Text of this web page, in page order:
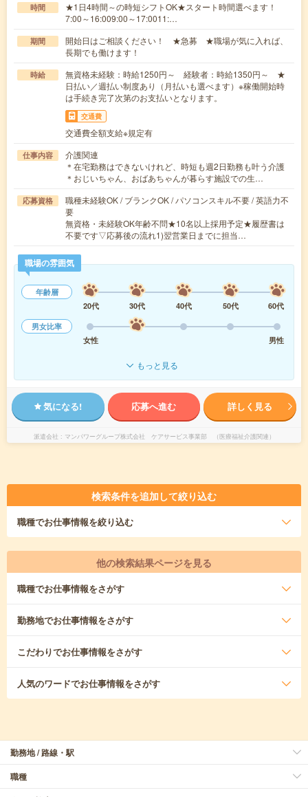
時間
★1日4時間～の時短シフトOK★スタート時間選べます！
7:00～16:009:00～17:0011:…
期間
開始日はご相談ください！ ★急募 ★職場が気に入れば、
長期でも働けます！
時給
無資格未経験：時給1250円～ 経験者：時給1350円～ ★
日払い／週払い制度あり（月払いも選べます）※稼働開始時
は手続き完了次第のお支払いとなります。
交通費
交通費全額支給※規定有
仕事内容
介護関連
＊在宅勤務はできないけれど、時短も週2日勤務も叶う介護
＊おじいちゃん、おばあちゃんが暮らす施設での生…
応募資格
職種未経験OK / ブランクOK / パソコンスキル不要 / 英語力不
要
無資格・未経験OK年齢不問★10名以上採用予定★履歴書は
不要です▽応募後の流れ1)翌営業日までに担当…
職場の雰囲気
年齢層
20代
30代 40代 50代
60代
男女比率
女性
男性
もっと見る
気になる! 応募へ進む 詳しく見る
派遣会社 マンパワーグループ株式会社 ケアサービス事業部 （医療福祉介護関連）
検索条件を追加して絞り込む
職種でお仕事情報を絞り込む
他の検索結果ページを見る
職種でお仕事情報をさがす
勤務地でお仕事情報をさがす
こだわりでお仕事情報をさがす
人気のワードでお仕事情報をさがす
勤務地 / 路線・駅
職種